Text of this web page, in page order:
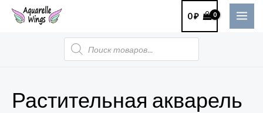
Перейти
0₽
Поиск
товаров
Растительная акварель